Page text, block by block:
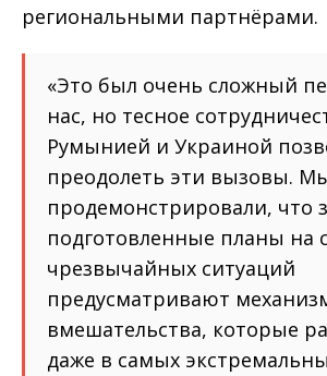
региональными партнёрами.
«Это был очень сложный
нас, но тесное
Румынией и Украиной
преодолеть эти вызовы.
продемонстрировали, что
подготовленные планы на
чрезвычайных ситуаций
предусматривают
вмешательства, которые
даже в самых